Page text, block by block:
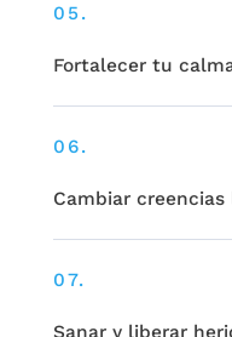
05.
Fortalecer tu
06.
Cambiar
07.
Sanar y liberar